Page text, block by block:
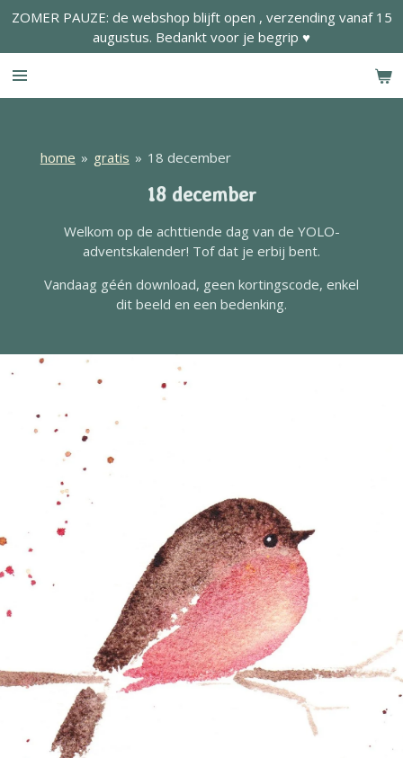
Ga
naar
de
hoofdinhoud
ZOMER PAUZE: de webshop blijft open , verzending vanaf 15
augustus. Bedankt voor je begrip ♥
home » gratis » 18 december
18 december
Welkom op de achttiende dag van de YOLO-
adventskalender! Tof dat je erbij bent.
Vandaag géén download, geen kortingscode, enkel
dit beeld en een bedenking.